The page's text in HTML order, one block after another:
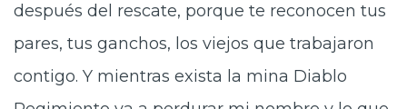
después del rescate, porque te reconocen tus
pares, tus ganchos, los viejos que trabajaron
contigo. Y mientras exista la mina Diablo